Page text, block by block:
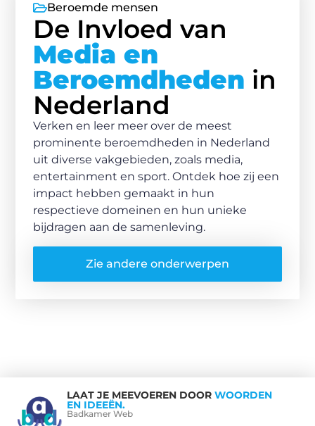
Beroemde mensen
De Invloed van
Media en
Beroemdheden in
Nederland
Verken en leer meer over de meest
prominente beroemdheden in Nederland
uit diverse vakgebieden, zoals media,
entertainment en sport. Ontdek hoe zij een
impact hebben gemaakt in hun
respectieve domeinen en hun unieke
bijdragen aan de samenleving.
Zie andere onderwerpen
LAAT JE MEEVOEREN DOOR WOORDEN
EN IDEEËN.
Badkamer Web